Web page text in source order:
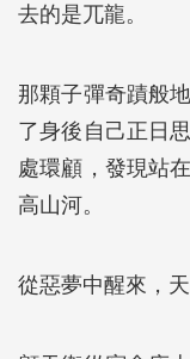
去的是兀龍。
那顆子彈奇蹟般
了身後自己正日
處環顧，發現站
高山河。
從惡夢中醒來，